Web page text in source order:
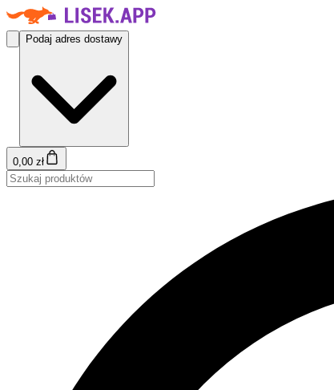
Podaj adres dostawy
0,00 zł